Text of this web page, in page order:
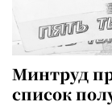
Минтруд
список